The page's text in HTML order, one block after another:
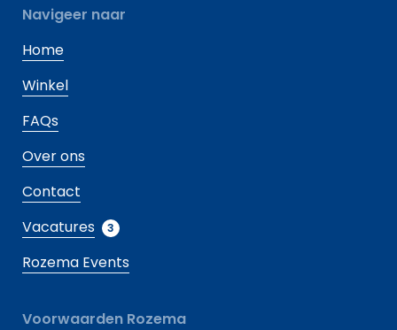
Navigeer naar
Home
Winkel
FAQs
Over ons
Contact
Vacatures
3
Rozema Events
Voorwaarden Rozema